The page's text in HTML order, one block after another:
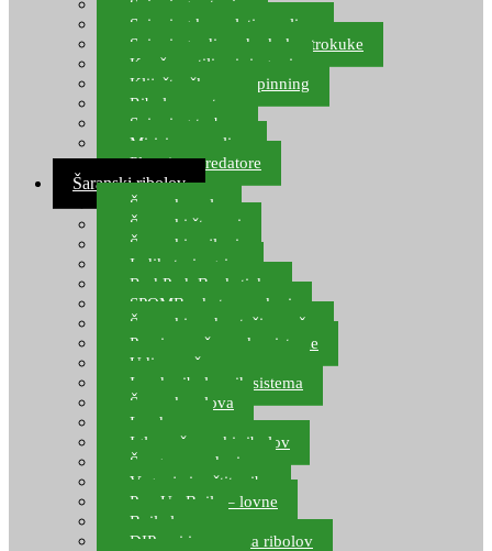
Spinning setovi
Spinning kompleti varalica
Spinning udice, dvokuke, trokuke
Kopče, vrtilice i ringovi
Kliješta, škare za spinning
Ribolov pastrve
Spinning torbe
Mirisi za varalice
Plovci za predatore
Šaranski ribolov
Šaranske role
Šaranski štapovi
Šaranski najloni
Indikatori ugriza
Rod Pod, Banksticks
SPOMB rakete, markeri
Šaranski podmetači, mreže
Pernice za šaranske sisteme
Udice za šarana, amura
Izrada ribolovnih sistema
Šaranska olova
Leadcore
Igle za šaranski ribolov
Špage, upredenice
Vaganje i zaštita ribe
Pop Up Boile – lovne
Boile lovne
DIP-ovi i arome za ribolov